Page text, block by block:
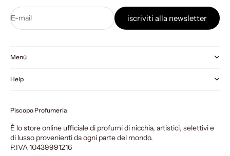
E-mail iscriviti alla newsletter
Menù
Help
Piscopo Profumeria
È lo store online ufficiale di profumi di nicchia, artistici, selettivi e
di lusso provenienti da ogni parte del mondo.
P.IVA 10439991216